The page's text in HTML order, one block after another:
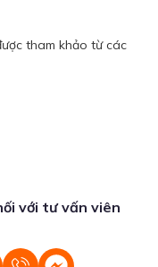
tham khảo từ các
với tư vấn viên